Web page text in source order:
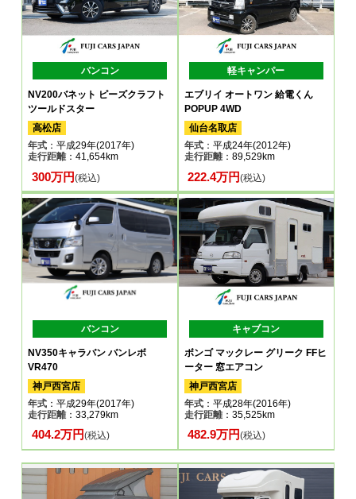
バンコン
NV200バネット ピーズクラフト
ツールドスター
高松店
年式 ：平成29年(2017年)
走行距離：41,654km
300万円(税込)
軽キャンパー
エブリイ オートワン 給電くん
POPUP 4WD
仙台名取店
年式：平成24年(2012年)
走行距離：89,529km
222.4万円(税込)
バンコン
NV350キャラバン バンレボ
VR470
神戸西宮店
年式 ：平成29年(2017年)
走行距離：33,279km
404.2万円(税込)
キャブコン
ボンゴ マックレー グリーク FFヒ
ーター 窓エアコン
神戸西宮店
年式：平成28年(2016年)
走行距離：35,525km
482.9万円(税込)